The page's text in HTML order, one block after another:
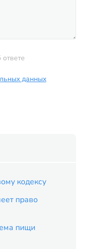
данных
кодексу
право
пищи